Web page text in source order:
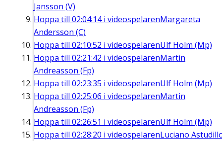
Jansson (V)
Hoppa till 02:04:14i videospelarenMargareta
Andersson (C)
Hoppa till 02:10:52 i videospelarenUlf Holm (Mp)
Hoppa till 02:21:42 i videospelarenMartin
Andreasson (Fp)
Hoppa till 02:23:35 i videospelarenUlf Holm (Mp)
Hoppa till 02:25:06 i videospelarenMartin
Andreasson (Fp)
Hoppa till 02:26:51 i videospelarenUlf Holm (Mp)
Hoppa till 02:28:20 i videospelarenLuciano